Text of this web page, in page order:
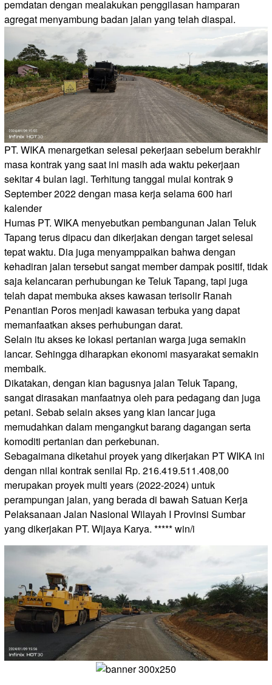
pemdatan dengan mealakukan penggilasan hamparan
agregat menyambung badan jalan yang telah diaspal.
PT. WIKA menargetkan selesai pekerjaan sebelum berakhir
masa kontrak yang saat ini masih ada waktu pekerjaan
sekitar 4 bulan lagi. Terhitung tanggal mulai kontrak 9
September 2022 dengan masa kerja selama 600 hari
kalender
Humas PT. WIKA menyebutkan pembangunan Jalan Teluk
Tapang terus dipacu dan dikerjakan dengan target selesai
tepat waktu. Dia juga menyamppaikan bahwa dengan
kehadiran jalan tersebut sangat member dampak positif, tidak
saja kelancaran perhubungan ke Teluk Tapang, tapi juga
telah dapat membuka akses kawasan terisolir Ranah
Penantian Poros menjadi kawasan terbuka yang dapat
memanfaatkan akses perhubungan darat.
Selain itu akses ke lokasi pertanian warga juga semakin
lancar. Sehingga diharapkan ekonomi masyarakat semakin
membaik.
Dikatakan, dengan kian bagusnya jalan Teluk Tapang,
sangat dirasakan manfaatnya oleh para pedagang dan juga
petani. Sebab selain akses yang kian lancar juga
memudahkan dalam mengangkut barang dagangan serta
komoditi pertanian dan perkebunan.
Sebagaimana diketahui proyek yang dikerjakan PT WIKA ini
dengan nilai kontrak senilai Rp. 216.419.511.408,00
merupakan proyek multi years (2022-2024) untuk
perampungan jalan, yang berada di bawah Satuan Kerja
Pelaksanaan Jalan Nasional Wilayah I Provinsi Sumbar
yang dikerjakan PT. Wijaya Karya. ***** win/i